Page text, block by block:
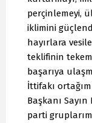
perçinlemeyi,
iklimini
hayırlara
teklifinin
başarıya
İttifakı
Başkanı
parti